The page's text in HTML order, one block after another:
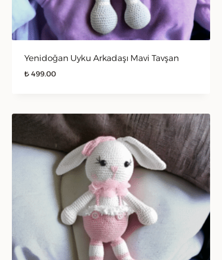
Yenidoğan Uyku Arkadaşı Mavi Tavşan
₺499.00